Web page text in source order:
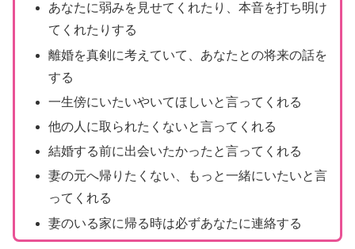
あなたに弱みを見せてくれたり、本音を打ち明け
てくれたりする
離婚を真剣に考えていて、あなたとの将来の話を
する
一生傍にいたいやいてほしいと言ってくれる
他の人に取られたくないと言ってくれる
結婚する前に出会いたかったと言ってくれる
妻の元へ帰りたくない、もっと一緒にいたいと言
ってくれる
妻のいる家に帰る時は必ずあなたに連絡する